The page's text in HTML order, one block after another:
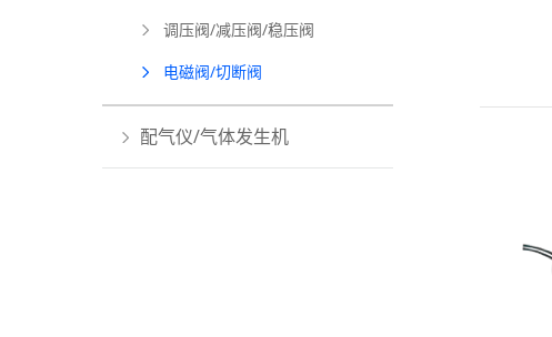
调压阀/减压阀/稳压阀
电磁阀/切断阀
配气仪/气体发生机